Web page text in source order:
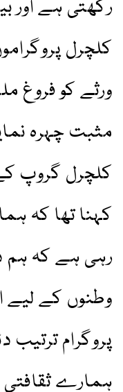
رکھتی ہے اور
کلچرل
ورثے کو فروغ
مثبت چہرہ
کلچرل گروپ
کہنا تھا کہ
رہی ہے کہ ہم
وطنوں کے لیے
پروگرام
ہمارے ثقافتی